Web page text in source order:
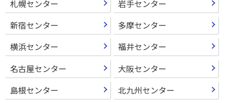
札幌センター
岩手センター
新宿センター
多摩センター
横浜センター
福井センター
名古屋センター
大阪センター
島根センター
北九州センター